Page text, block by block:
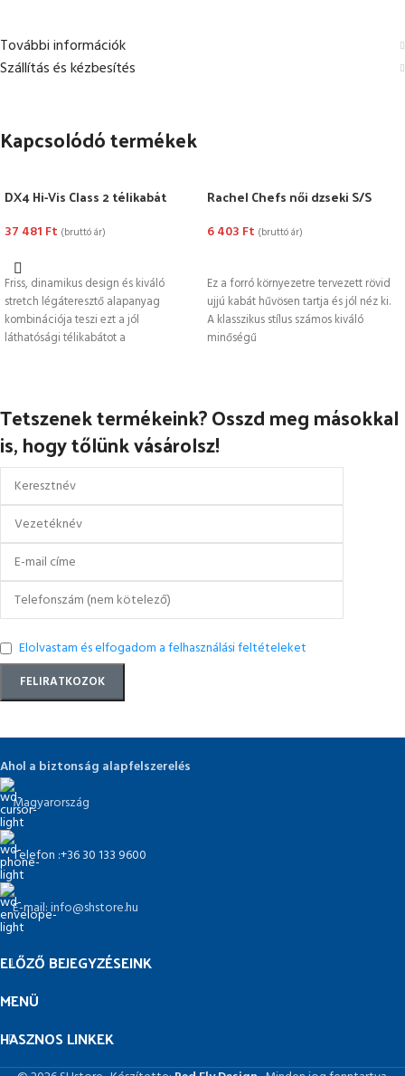
További információk
Szállítás és kézbesítés
Kapcsolódó termékek
DX4 Hi-Vis Class 2 télikabát
37 481 Ft (bruttó ár)
Friss, dinamikus design és kiváló
stretch légáteresztő alapanyag
kombinációja teszi ezt a jól
láthatósági télikabátot a
Rachel Chefs női dzseki S/S
6 403 Ft (bruttó ár)
Ez a forró környezetre tervezett rövid
ujjú kabát hűvösen tartja és jól néz ki.
A klasszikus stílus számos kiváló
minőségű
Tetszenek termékeink? Osszd meg másokkal
is, hogy tőlünk vásárolsz!
Elolvastam és elfogadom a felhasználási feltételeket
Ahol a biztonság alapfelszerelés
Magyarország
Telefon :+36 30 133 9600
E-mail: info@shstore.hu
ELŐZŐ BEJEGYZÉSEINK
MENÜ
HASZNOS LINKEK